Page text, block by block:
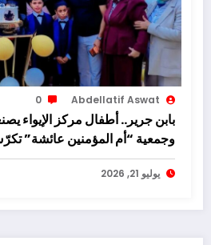
Abdellatif Aswat
0
بابن جرير.. أطفال مركز الإيواء
وجمعية “أم المؤمنين عائشة”
يوليو 21, 2026